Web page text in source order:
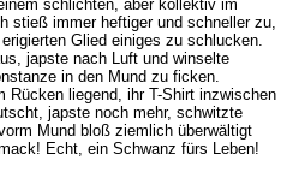
schlichten, aber kollektiv im
stieß immer heftiger und schneller zu,
Glied einiges zu schlucken.
japste nach Luft und winselte
in den Mund zu ficken.
Rücken liegend, ihr T-Shirt inzwischen
japste noch mehr, schwitzte
Mund bloß ziemlich überwältigt
Echt, ein Schwanz fürs Leben!